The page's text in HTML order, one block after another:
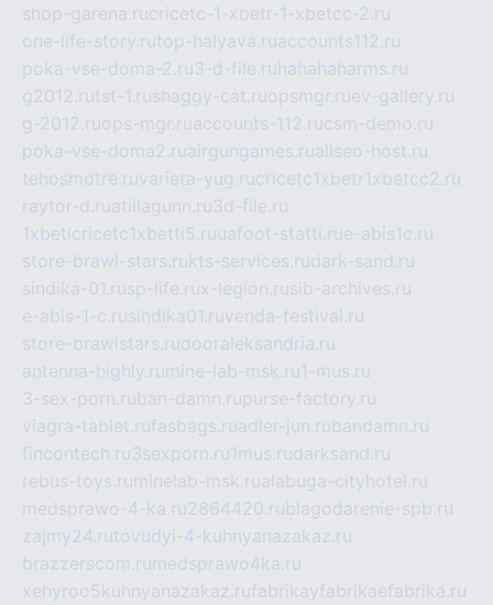
shop-garena.rucricetc-1-xbetr-1-xbetcc-2.ru
one-life-story.rutop-halyava.ruaccounts112.ru
poka-vse-doma-2.ru3-d-file.ru hahahaharms.ru
g2012.rutst-1.rushaggy-cat.ruopsmgr.ruev-gallery.ru
g-2012.ruops-mgr.ruaccounts-112.rucsm-demo.ru
poka-vse-doma2.ruairgungames.ruallseo-host.ru
tehosmotre.ruvarieta-yug.rucricetc1xbetr1xbetcc2.ru
raytor-d.ruatillagunn.ru3d-file.ru
1xbeticricetc1xbetti5.ruuafoot-statti.rue-abis1c.ru
store-brawl-stars.rukts-services.rudark-sand.ru
sindika-01.rusp-life.rux-legion.rusib-archives.ru
e-abis-1-c.rusindika01.ruvenda-festival.ru
store-brawlstars.rudooraleksandria.ru
antenna-highly.ru mine-lab-msk.ru1-mus.ru
3-sex-porn.ruban-damn.rupurse-factory.ru
viagra-tablet.rufasbags.ruadler-jun.rubandamn.ru
fincontech.ru3sexporn.ru1mus.rudarksand.ru
rebus-toys.ru minelab-msk.rualabuga-cityhotel.ru
medsprawo-4-ka.ru2864420.rublagodarenie-spb.ru
zajmy24.rutovudyi-4-kuhnyanazakaz.ru
brazzerscom.ru medsprawo4ka.ru
xehyroo5kuhnyanazakaz.rufabrikayfabrikaefabrika.ru